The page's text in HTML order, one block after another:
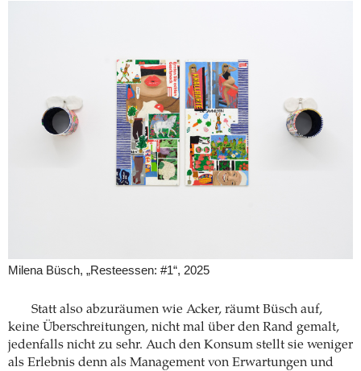
Milena Büsch, „Resteessen: #1“, 2025
Statt also abzuräumen wie Acker, räumt Büsch auf,
keine Überschreitungen, nicht mal über den Rand gemalt,
jedenfalls nicht zu sehr. Auch den Konsum stellt sie weniger
als Erlebnis denn als Management von Erwartungen und